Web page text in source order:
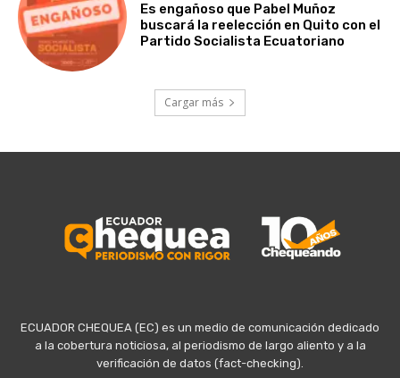
Es engañoso que Pabel Muñoz
buscará la reelección en Quito con el
Partido Socialista Ecuatoriano
Cargar más
ECUADOR CHEQUEA (EC) es un medio de comunicación dedicado
a la cobertura noticiosa, al periodismo de largo aliento y a la
verificación de datos (fact-checking).